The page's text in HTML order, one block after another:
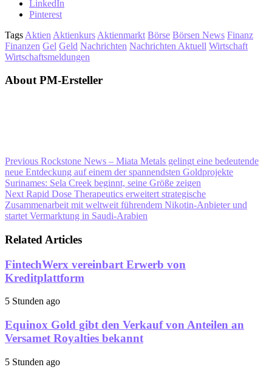
LinkedIn
Pinterest
Tags Aktien Aktienkurs Aktienmarkt Börse Börsen News Finanz
Finanzen Gel Geld Nachrichten Nachrichten Aktuell Wirtschaft
Wirtschaftsmeldungen
About PM-Ersteller
Previous Rockstone News – Miata Metals gelingt eine bedeutende
neue Entdeckung auf einem der spannendsten Goldprojekte
Surinames: Sela Creek beginnt, seine Größe zeigen
Next Rapid Dose Therapeutics erweitert strategische
Zusammenarbeit mit weltweit führendem Nikotin-Anbieter und
startet Vermarktung in Saudi-Arabien
Related Articles
FintechWerx vereinbart Erwerb von
Kreditplattform
5 Stunden ago
Equinox Gold gibt den Verkauf von Anteilen an
Versamet Royalties bekannt
5 Stunden ago